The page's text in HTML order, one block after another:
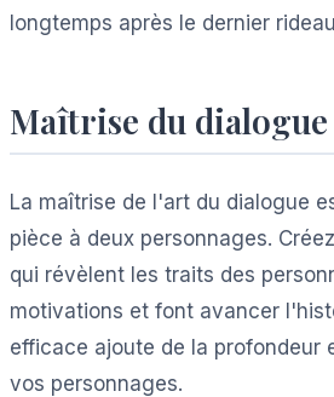
longtemps après le dernier
Maîtrise du dialogue
La maîtrise de l'art du dialogue
pièce à deux personnages.
qui révèlent les traits des
motivations et font avancer
efficace ajoute de la profondeur
vos personnages.